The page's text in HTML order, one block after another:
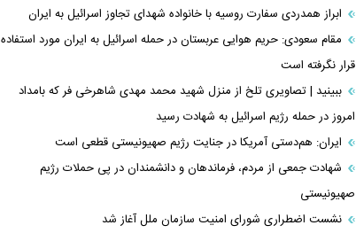
ابراز همدردی سفارت روسیه با خانواده شهدای تجاوز اسرائیل به ایران
مقام سعودی: حریم هوایی عربستان در حمله اسرائیل به ایران مورد استفاده
قرار نگرفته است
ببینید | تصاویری تلخ از منزل شهید محمد مهدی شاهرخی فر که بامداد
امروز در حمله رژیم اسرائیل به شهادت رسید
ایران: هم‌دستی آمریکا در جنایت رژیم صهیونیستی قطعی است
شهادت جمعی از مردم، فرماندهان و دانشمندان در پی حملات رژیم
صهیونیستی
نشست اضطراری شورای امنیت سازمان ملل آغاز شد